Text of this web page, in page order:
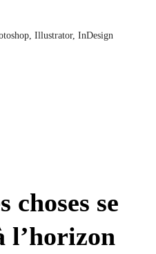
Illustrator, InDesign
choses se
l’horizon